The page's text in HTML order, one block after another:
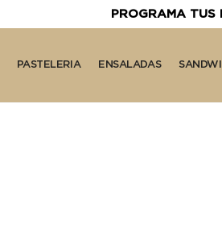
PROGRAMA TUS
PASTELERIA ENSALADAS